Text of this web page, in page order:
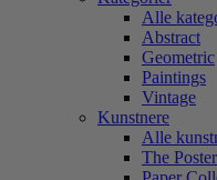
Alle
Abstract
Geometric
Paintings
Vintage
Kunstnere
Alle
The